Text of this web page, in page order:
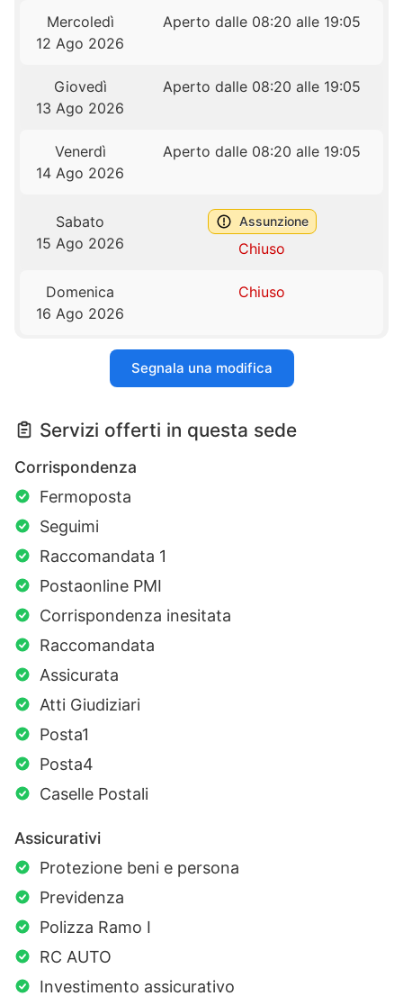
Mercoledì
12 Ago 2026
Aperto dalle 08:20 alle 19:05
Giovedì
13 Ago 2026
Aperto dalle 08:20 alle 19:05
Venerdì
14 Ago 2026
Aperto dalle 08:20 alle 19:05
Sabato
15 Ago 2026
Assunzione
Chiuso
Domenica
16 Ago 2026
Chiuso
Segnala una modifica
Servizi offerti in questa sede
Corrispondenza
Fermoposta
Seguimi
Raccomandata 1
Postaonline PMI
Corrispondenza inesitata
Raccomandata
Assicurata
Atti Giudiziari
Posta1
Posta4
Caselle Postali
Assicurativi
Protezione beni e persona
Previdenza
Polizza Ramo I
RC AUTO
Investimento assicurativo